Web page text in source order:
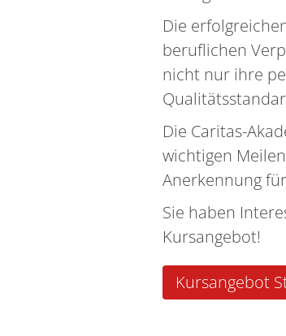
Die
beruflichen
nicht nur ihre
Die Caritas-
wichtigen
Anerkennung
Sie haben
Kursangebot!
Kursangebot